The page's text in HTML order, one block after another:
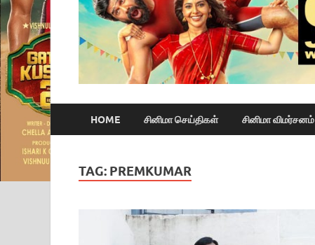
HOME சினிமா செய்திகள் சினிமா விமர்சனம்
TAG: PREMKUMAR